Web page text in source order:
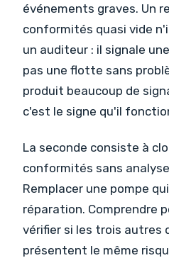
événements graves. Un
conformités quasi vide
un auditeur : il signale
pas une flotte sans
produit beaucoup de
c'est le signe qu'il
La seconde consiste à
conformités sans
Remplacer une pompe
réparation. Comprendre
vérifier si les trois autres
présentent le même